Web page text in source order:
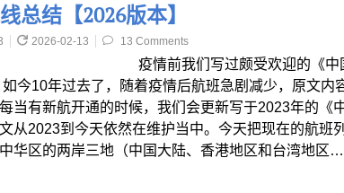
总结【2026版本】
2026-02-13 13 Comments
疫情前我们写过颇受欢迎的《
今10年过去了，随着疫情后航班急剧减少，原文内
当有新航开通的时候，我们会更新写于2023年的《
从2023到今天依然在维护当中。今天把现在的航班
华区的两岸三地（中国大陆、香港地区和台湾地区…